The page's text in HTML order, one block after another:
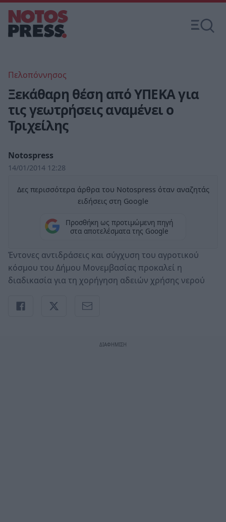
Πελοπόννησος
Ξεκάθαρη θέση από ΥΠΕΚΑ για
τις γεωτρήσεις αναμένει ο
Τριχείλης
Notospress
14/01/2014 12:28
Δες περισσότερα άρθρα του Notospress όταν αναζητάς
ειδήσεις στη Google
Προσθήκη ως προτιμώμενη πηγή
στα αποτελέσματα της Google
Έντονες αντιδράσεις και σύγχυση του αγροτικού
κόσμου του Δήμου Μονεμβασίας προκαλεί η
διαδικασία για τη χορήγηση αδειών χρήσης νερού